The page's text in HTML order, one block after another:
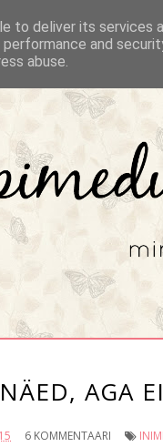
AGA
6 KOMMENTAARI
to deliver its services
and
abuse.